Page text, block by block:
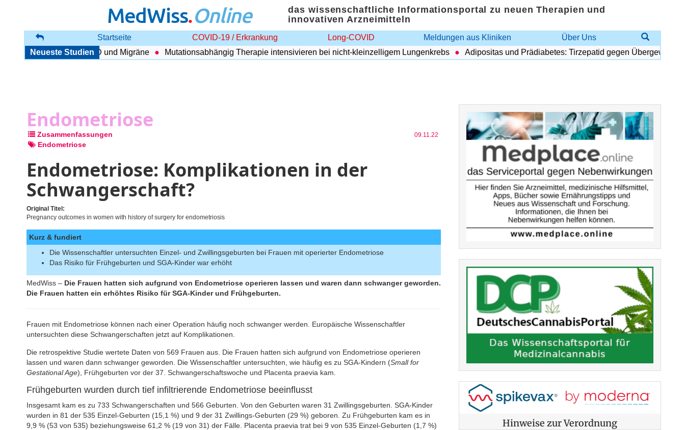
MedWiss.Online
das wissenschaftliche Informationsportal zu neuen Therapien und
innovativen Arzneimitteln
Startseite COVID-19 / Erkrankung Long-COVID Meldungen aus Kliniken
Über Uns
Neueste Studien
zwischen COPD und Migräne Mutationsabhängig Therapie intensivieren bei nicht-kleinzelligem Lungenkrebs Adipositas und Prädiabetes: Tirzepatid gegen Übergewicht und
Endometriose
Zusammenfassungen 09.11.22
Endometriose
Endometriose: Komplikationen in der
Schwangerschaft?
Original Titel:
Pregnancy outcomes in women with history of surgery for endometriosis
Kurz & fundiert
Die Wissenschaftler untersuchten Einzel- und Zwillingsgeburten bei Frauen mit operierter Endometriose
Das Risiko für Frühgeburten und SGA-Kinder war erhöht
MedWiss – Die Frauen hatten sich aufgrund von Endometriose operieren lassen und waren dann schwanger geworden.
Die Frauen hatten ein erhöhtes Risiko für SGA-Kinder und Frühgeburten.
Frauen mit Endometriose können nach einer Operation häufig noch schwanger werden. Europäische Wissenschaftler
untersuchten diese Schwangerschaften jetzt auf Komplikationen.
Die retrospektive Studie wertete Daten von 569 Frauen aus. Die Frauen hatten sich aufgrund von Endometriose operieren
lassen und waren dann schwanger geworden. Die Wissenschaftler untersuchten, wie häufig es zu SGA-Kindern (Small for
Gestational Age), Frühgeburten vor der 37. Schwangerschaftswoche und Placenta praevia kam.
Frühgeburten wurden durch tief infiltrierende Endometriose beeinflusst
Insgesamt kam es zu 733 Schwangerschaften und 566 Geburten. Von den Geburten waren 31 Zwillingsgeburten. SGA-Kinder
wurden in 81 der 535 Einzel-Geburten (15,1 %) und 9 der 31 Zwillings-Geburten (29 %) geboren. Zu Frühgeburten kam es in
9,9 % (53 von 535) beziehungsweise 61,2 % (19 von 31) der Fälle. Placenta praevia trat bei 9 von 535 Einzel-Geburten (1,7 %)
Hinweise zur Verordnung